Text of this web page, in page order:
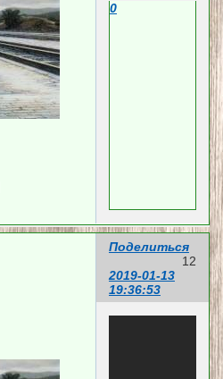
0
Поделиться
12
2019-01-13
19:36:53